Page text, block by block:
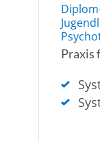
Praxis